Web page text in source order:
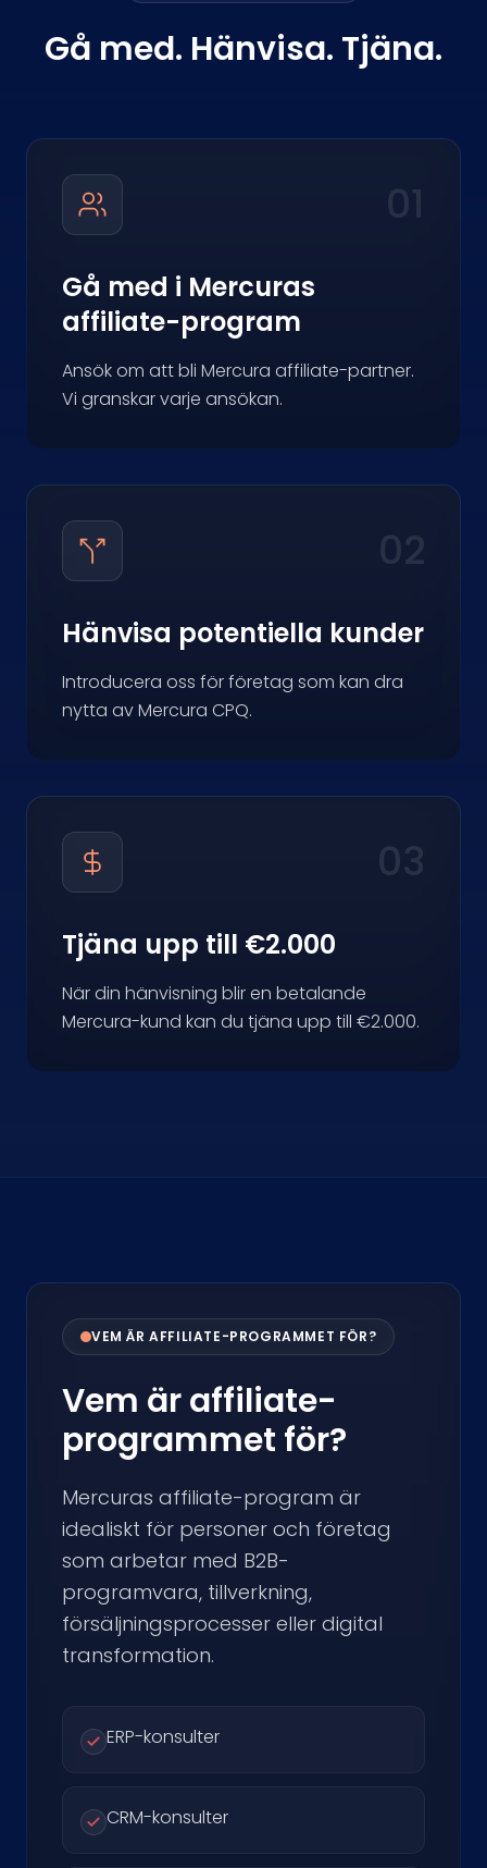
Gå med. Hänvisa. Tjäna.
01
Gå med i Mercuras
affiliate-program
Ansök om att bli Mercura affiliate-partner.
Vi granskar varje ansökan.
02
Hänvisa potentiella kunder
Introducera oss för företag som kan dra
nytta av Mercura CPQ.
03
Tjäna upp till €2.000
När din hänvisning blir en betalande
Mercura-kund kan du tjäna upp till €2.000.
VEM ÄR AFFILIATE-PROGRAMMET FÖR?
Vem är affiliate-
programmet för?
Mercuras affiliate-program är
idealiskt för personer och företag
som arbetar med B2B-
programvara, tillverkning,
försäljningsprocesser eller digital
transformation.
ERP-konsulter
CRM-konsulter